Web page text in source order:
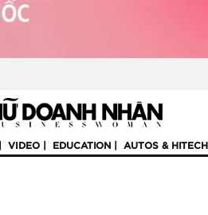
VIDEO EDUCATION AUTOS & HITECH